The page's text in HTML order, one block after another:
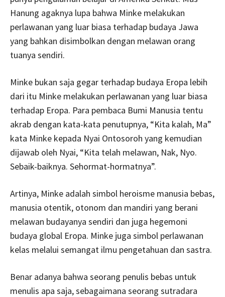
Hanung agaknya lupa bahwa Minke melakukan
perlawanan yang luar biasa terhadap budaya Jawa
yang bahkan disimbolkan dengan melawan orang
tuanya sendiri.
Minke bukan saja gegar terhadap budaya Eropa lebih
dari itu Minke melakukan perlawanan yang luar biasa
terhadap Eropa. Para pembaca Bumi Manusia tentu
akrab dengan kata-kata penutupnya, “Kita kalah, Ma”
kata Minke kepada Nyai Ontosoroh yang kemudian
dijawab oleh Nyai, “Kita telah melawan, Nak, Nyo.
Sebaik-baiknya. Sehormat-hormatnya”.
Artinya, Minke adalah simbol heroisme manusia bebas,
manusia otentik, otonom dan mandiri yang berani
melawan budayanya sendiri dan juga hegemoni
budaya global Eropa. Minke juga simbol perlawanan
kelas melalui semangat ilmu pengetahuan dan sastra.
Benar adanya bahwa seorang penulis bebas untuk
menulis apa saja, sebagaimana seorang sutradara